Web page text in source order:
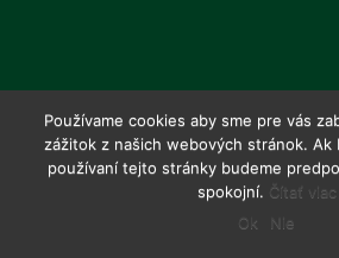
Používame cookies aby sme pre vás
zážitok z našich webových stránok.
používaní tejto stránky budeme
spokojní. Čítať viac
Ok
Nie